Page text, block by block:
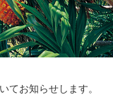
てお知らせします。